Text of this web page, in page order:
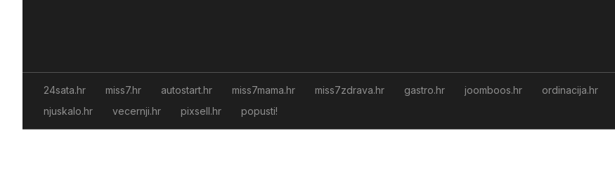
24sata.hr miss7.hr autostart.hr miss7mama.hr miss7zdrava.hr gastro.hr joomboos.hr ordinacija.hr
njuskalo.hr
vecernji.hr pixsell.hr popusti!